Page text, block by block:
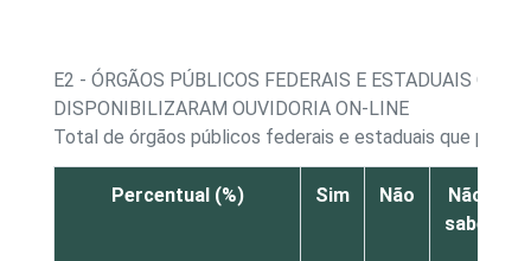
E2 - ÓRGÃOS PÚBLICOS FEDERAIS E ESTADUAIS QUE
DISPONIBILIZARAM OUVIDORIA ON-LINE
Total de órgãos públicos federais e estaduais que
Percentual (%) Sim Não
Não
sabe